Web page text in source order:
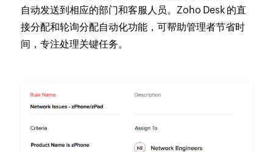
自动发送到相应的部门和客服人员。Zoho Desk 的直
接分配和轮询分配自动化功能，可帮助管理者节省时
间，专注处理关键任务。